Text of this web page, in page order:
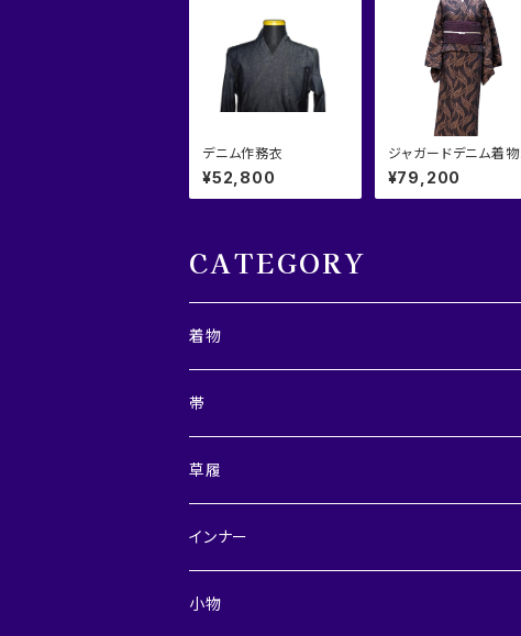
デニム作務衣
¥52,800
ジャガードデニム着物
『流曲線』
¥79,200
CATEGORY
着物
レディース
メンズ
帯
兵児帯
半巾帯
角帯・つくり角帯
草履
レディース
メンズ
インナー
レディース
小物